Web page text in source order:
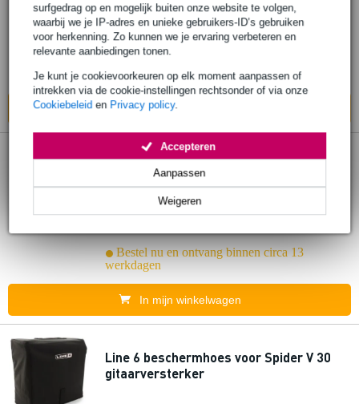
surfgedrag op en mogelijk buiten onze website te volgen,
waarbij we je IP-adres en unieke gebruikers-ID’s gebruiken
voor herkenning. Zo kunnen we je ervaring verbeteren en
relevante aanbiedingen tonen.
Je kunt je cookievoorkeuren op elk moment aanpassen of
intrekken via de cookie-instellingen rechtsonder of via onze
Cookiebeleid en Privacy policy.
Weigeren
Aanpassen
Accepteren
Adviesprijs € 41,- € 29,-
Bestel nu en ontvang binnen circa 13
werkdagen
In mijn winkelwagen
Line 6 beschermhoes voor Powercab 212
Bestel nu en ontvang binnen circa 13
werkdagen
In mijn winkelwagen
Line 6 beschermhoes voor Spider V 30
gitaarversterker